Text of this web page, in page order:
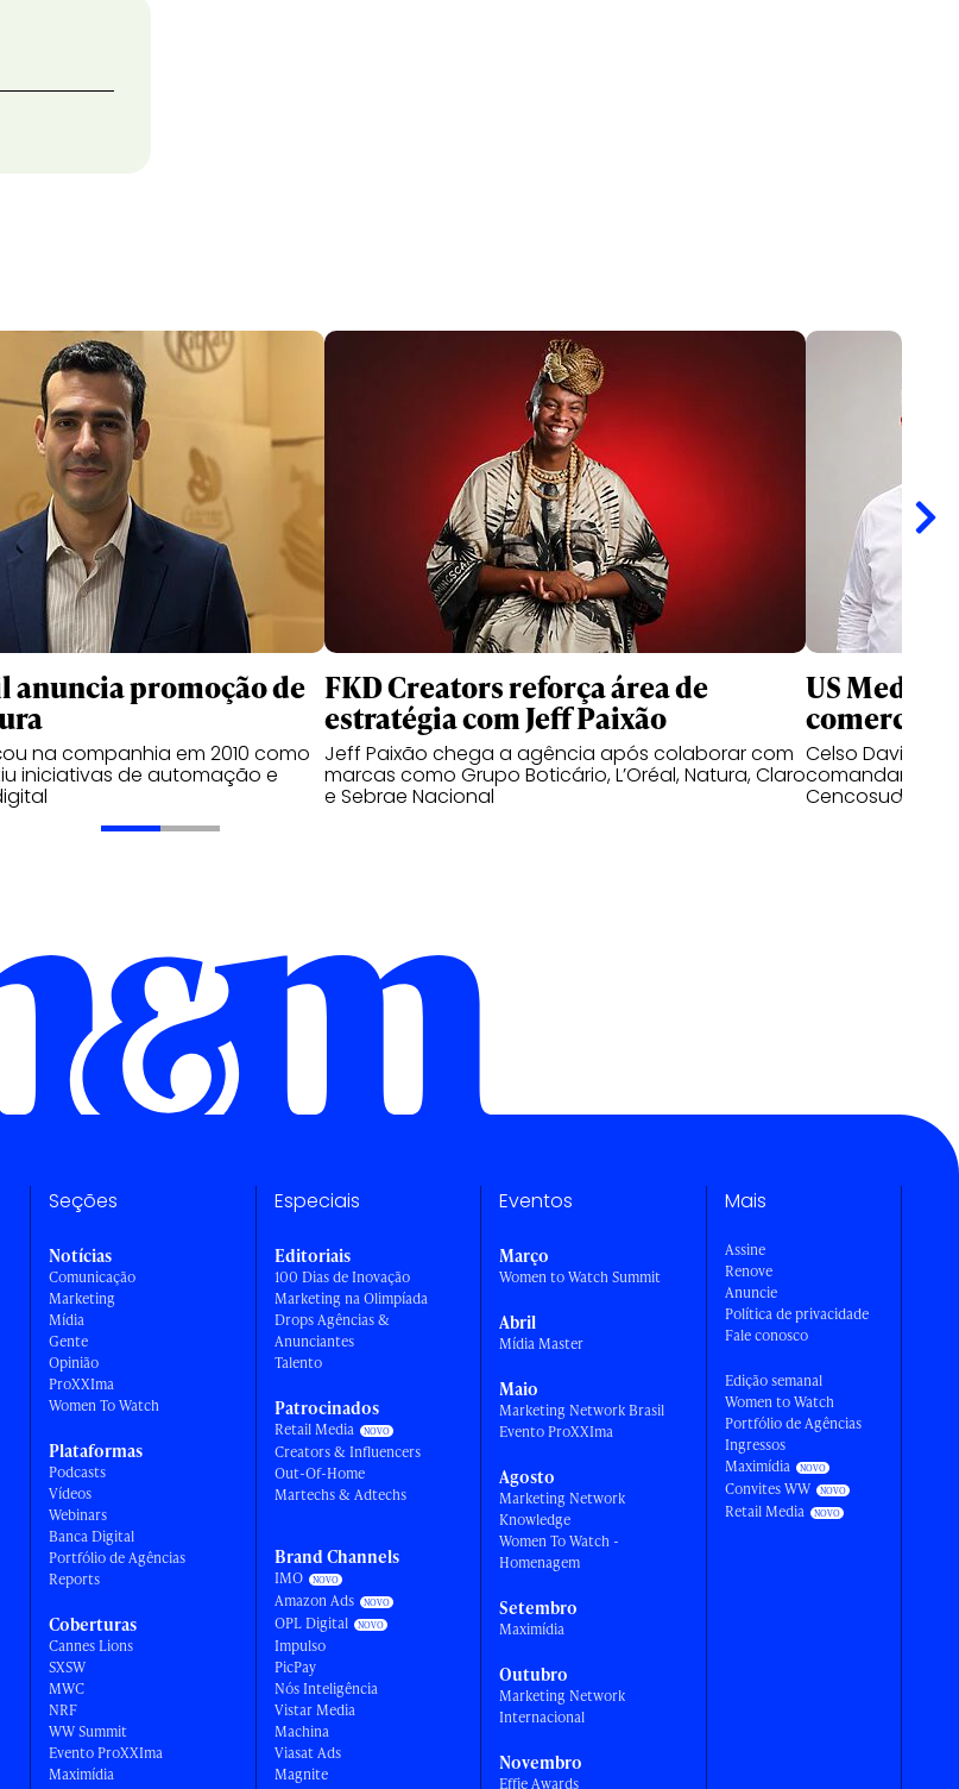
anuncia promoção de
na companhia em 2010 como
iniciativas de automação e
FKD Creators reforça área de
estratégia com Jeff Paixão
Jeff Paixão chega a agência após colaborar com
marcas como Grupo Boticário, L’Oréal, Natura, Claro
e Sebrae Nacional
US Media
comercial
Celso David e
comandar as
Cencosud no
Seções
Notícias
Comunicação
Marketing
Mídia
Gente
Opinião
ProXXIma
Women To Watch
Plataformas
Podcasts
Vídeos
Webinars
Banca Digital
Portfólio de Agências
Reports
Coberturas
Cannes Lions
SXSW
MWC
NRF
WW Summit
Evento ProXXIma
Maximídia
Especiais
Editoriais
100 Dias de Inovação
Marketing na Olimpíada
Drops Agências &
Anunciantes
Talento
Patrocinados
Retail Media
Creators & Influencers
Out-Of-Home
Martechs & Adtechs
Brand Channels
IMO
Amazon Ads
OPL Digital
Impulso
PicPay
Nós Inteligência
Vistar Media
Machina
Viasat Ads
Magnite
Eventos
Março
Women to Watch Summit
Abril
Mídia Master
Maio
Marketing Network Brasil
Evento ProXXIma
Agosto
Marketing Network
Knowledge
Women To Watch -
Homenagem
Setembro
Maximídia
Outubro
Marketing Network
Internacional
Novembro
Effie Awards
Mais
Assine
Renove
Anuncie
Política de privacidade
Fale conosco
Edição semanal
Women to Watch
Portfólio de Agências
Ingressos
Maximídia
Convites WW
Retail Media